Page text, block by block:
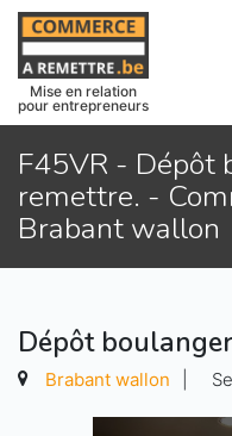
Mise en relation
pour entrepreneurs
F45VR - Dépôt
remettre. -
Brabant wallon
Dépôt
Brabant wallon